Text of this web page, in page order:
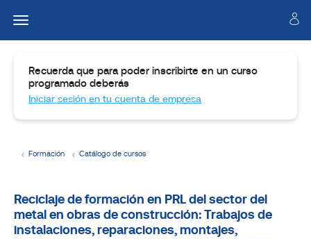
Formación Catálogo de cursos
Dirigido
a
Recuerda que para poder inscribirte en un curso
programado deberás
Iniciar sesión en tu cuenta de empresa
Reciclaje de formación en PRL del sector del
metal en obras de construcción: Trabajos de
instalaciones, reparaciones, montajes,